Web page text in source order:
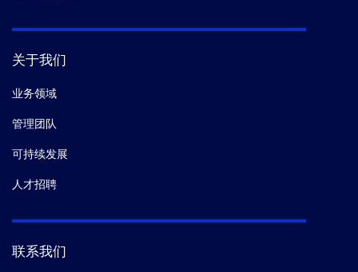
关于我们
业务领域
管理团队
可持续发展
人才招聘
联系我们